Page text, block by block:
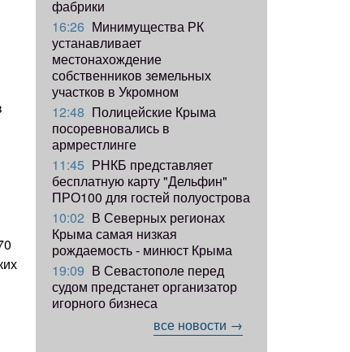
фабрики
16:26 Минимущества РК
устанавливает
местонахождение
собственников земельных
участков в Укромном
12:48 Полицейские Крыма
посоревновались в
армрестлинге
11:45 РНКБ представляет
бесплатную карту "Дельфин"
ПРО100 для гостей полуострова
10:02 В Северных регионах
Крыма самая низкая
рождаемость - минюст Крыма
19:09 В Севастополе перед
судом предстанет организатор
игорного бизнеса
все новости →